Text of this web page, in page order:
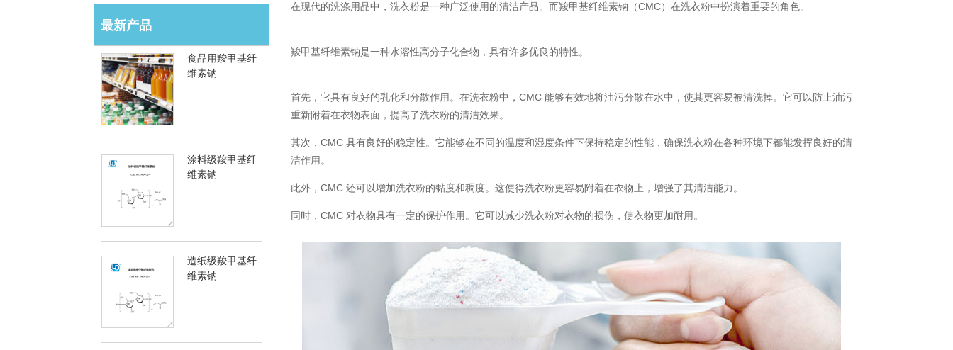
最新产品
食品用羧甲基纤
维素钠
涂料级羧甲基纤
维素钠
造纸级羧甲基纤
维素钠
在现代的洗涤用品中，洗衣粉是一种广泛使用的清洁产品。而羧甲基纤维素钠（CMC）在洗衣粉中扮演着重要的角色。
羧甲基纤维素钠是一种水溶性高分子化合物，具有许多优良的特性。
首先，它具有良好的乳化和分散作用。在洗衣粉中，CMC 能够有效地将油污分散在水中，使其更容易被清洗掉。它可以防止油污
重新附着在衣物表面，提高了洗衣粉的清洁效果。
其次，CMC 具有良好的稳定性。它能够在不同的温度和湿度条件下保持稳定的性能，确保洗衣粉在各种环境下都能发挥良好的清
洁作用。
此外，CMC 还可以增加洗衣粉的黏度和稠度。这使得洗衣粉更容易附着在衣物上，增强了其清洁能力。
同时，CMC 对衣物具有一定的保护作用。它可以减少洗衣粉对衣物的损伤，使衣物更加耐用。